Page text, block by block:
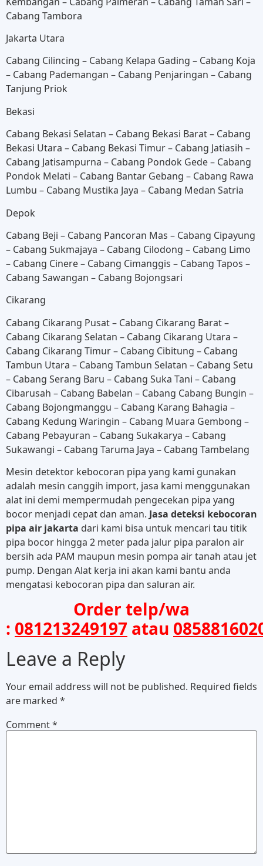
Cabang Tambora
Jakarta Utara
Cabang Cilincing – Cabang Kelapa Gading – Cabang Koja
– Cabang Pademangan – Cabang Penjaringan – Cabang
Tanjung Priok
Bekasi
Cabang Bekasi Selatan – Cabang Bekasi Barat – Cabang
Bekasi Utara – Cabang Bekasi Timur – Cabang Jatiasih –
Cabang Jatisampurna – Cabang Pondok Gede – Cabang
Pondok Melati – Cabang Bantar Gebang – Cabang Rawa
Lumbu – Cabang Mustika Jaya – Cabang Medan Satria
Depok
Cabang Beji – Cabang Pancoran Mas – Cabang Cipayung
– Cabang Sukmajaya – Cabang Cilodong – Cabang Limo
– Cabang Cinere – Cabang Cimanggis – Cabang Tapos –
Cabang Sawangan – Cabang Bojongsari
Cikarang
Cabang Cikarang Pusat – Cabang Cikarang Barat –
Cabang Cikarang Selatan – Cabang Cikarang Utara –
Cabang Cikarang Timur – Cabang Cibitung – Cabang
Tambun Utara – Cabang Tambun Selatan – Cabang Setu
– Cabang Serang Baru – Cabang Suka Tani – Cabang
Cibarusah – Cabang Babelan – Cabang Cabang Bungin –
Cabang Bojongmanggu – Cabang Karang Bahagia –
Cabang Kedung Waringin – Cabang Muara Gembong –
Cabang Pebayuran – Cabang Sukakarya – Cabang
Sukawangi – Cabang Taruma Jaya – Cabang Tambelang
Mesin detektor kebocoran pipa yang kami gunakan
adalah mesin canggih import, jasa kami menggunakan
alat ini demi mempermudah pengecekan pipa yang
bocor menjadi cepat dan aman. Jasa deteksi kebocoran
pipa air jakarta dari kami bisa untuk mencari tau titik
pipa bocor hingga 2 meter pada jalur pipa paralon air
bersih ada PAM maupun mesin pompa air tanah atau jet
pump. Dengan Alat kerja ini akan kami bantu anda
mengatasi kebocoran pipa dan saluran air.
Order telp/wa
: 081213249197 atau
Leave a Reply
Your email address will not be published. Required fields
are marked *
Comment*